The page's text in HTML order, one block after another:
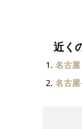
近く
名古
名古